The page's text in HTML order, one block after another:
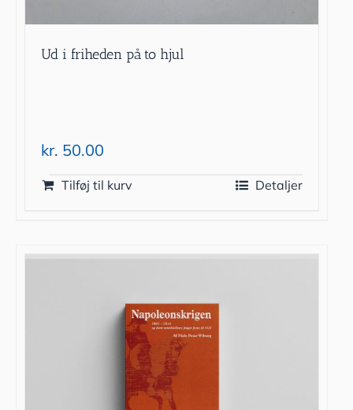
Ud i friheden på to hjul
kr. 50.00
Tilføj til kurv Detaljer